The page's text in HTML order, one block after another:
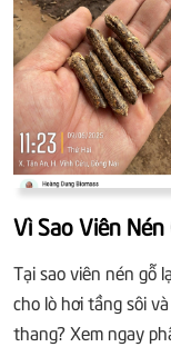
Vì Sao Viên Nén
Lựa Chọn Tối Ưu
Lò Hơi Tầng Sôi
Ghi Thang?
Tại sao viên nén gỗ
cho lò hơi tầng sôi
thang? Xem ngay